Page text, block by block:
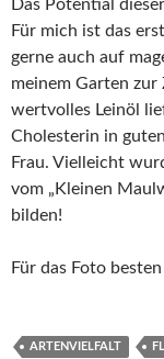
Das Potential
Für mich ist das
gerne auch auf
meinem Garten zur
wertvolles Leinöl
Cholesterin in
Frau. Vielleicht
vom „Kleinen
bilden!
Für das Foto
ARTENVIELFALT